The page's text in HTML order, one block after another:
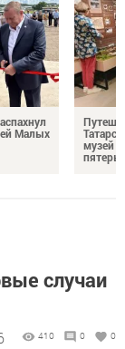
Малых
музей
случаи
410 0 0